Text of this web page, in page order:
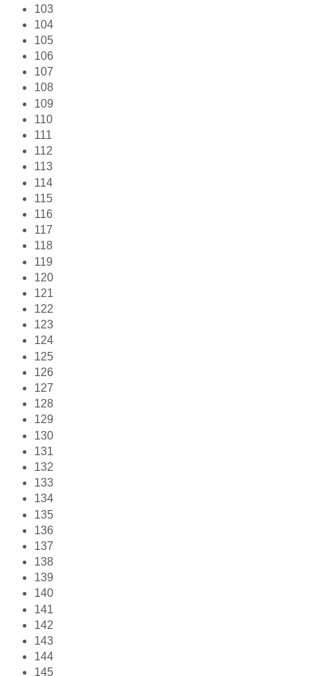
103
104
105
106
107
108
109
110
111
112
113
114
115
116
117
118
119
120
121
122
123
124
125
126
127
128
129
130
131
132
133
134
135
136
137
138
139
140
141
142
143
144
145